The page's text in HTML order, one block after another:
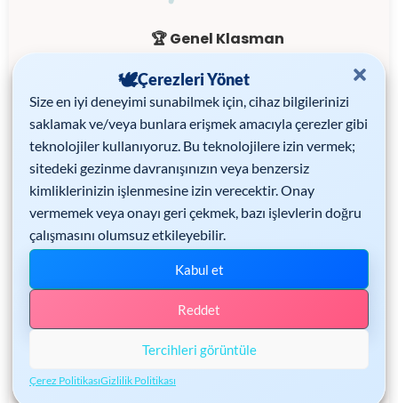
Çerezleri Yönet
Size en iyi deneyimi sunabilmek için, cihaz bilgilerinizi
saklamak ve/veya bunlara erişmek amacıyla çerezler gibi
teknolojiler kullanıyoruz. Bu teknolojilere izin vermek;
sitedeki gezinme davranışınızın veya benzersiz
kimliklerinizin işlenmesine izin verecektir. Onay
vermemek veya onayı geri çekmek, bazı işlevlerin doğru
çalışmasını olumsuz etkileyebilir.
Kabul et
Reddet
Tercihleri görüntüle
Çerez PolitikasıGizlilik Politikası
🏆 Genel Klasman
İlk 3 Erkek

🥈 40–49 Yaş
Kategorisi
40+ Kadın
40+ Erkek